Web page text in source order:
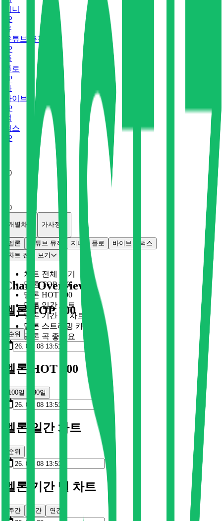
지니
P
유
유튜브 뮤직
P
플
플로
P
바
바이브
P
벅
벅스
P
0
0
개별차트 가사정보
멜론 유튜브 뮤직 지니 플로 바이브
벅스
차트 전체 보기
차트 전체 보기
멜론 TOP 100
멜론 HOT 100
멜론 일간 차트
멜론 기간 별 차트
멜론 스트리밍 카드
멜론 곡 좋아요
Chart Overview
멜론 TOP 100
순위
멜론 HOT 100
100일 30일
멜론 일간 차트
순위
멜론 기간 별 차트
주간 월간 연간